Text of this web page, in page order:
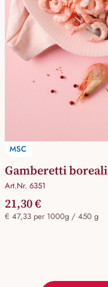
MSC
Gamberetti boreali
Art.Nr. 6351
21,30 €
€ 47,33 per 1000g / 450 g